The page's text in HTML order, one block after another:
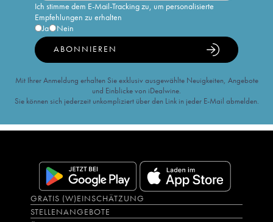
Ich stimme dem E-Mail-Tracking zu, um personalisierte
Empfehlungen zu erhalten
Ja
Nein
ABONNIEREN
Mit Ihrer Anmeldung erhalten Sie exklusiv ausgewählte Neuigkeiten, Angebote
und Einblicke von iDealwine.
Sie können sich jederzeit unkompliziert über den Link in jeder E-Mail abmelden.
GRATIS (W)EINSCHÄTZUNG
STELLENANGEBOTE